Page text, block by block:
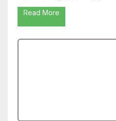
Read More